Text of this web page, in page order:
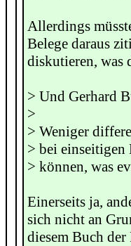
Allerdings
Belege daraus
diskutieren, was
> Und Gerhard
>
> Weniger
> bei einseitigen
> können, was
Einerseits ja,
sich nicht an
diesem Buch der